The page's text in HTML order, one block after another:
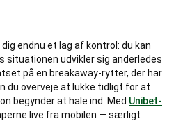
endnu et lag af kontrol: du kan
situationen udvikler sig anderledes
på en breakaway-rytter, der har
du overveje at lukke tidligt for at
begynder at hale ind. Med Unibet-
live fra mobilen — særligt